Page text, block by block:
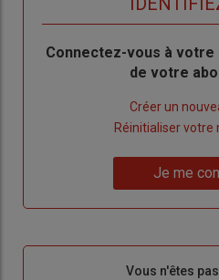
Body
Connectez-vous à
de votre
Créer un
de
Réinitialiser votre
me
Je me
Vous n'êtes